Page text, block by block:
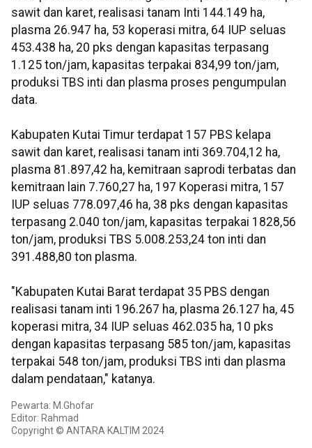
sawit dan karet, realisasi tanam Inti 144.149 ha,
plasma 26.947 ha, 53 koperasi mitra, 64 IUP seluas
453.438 ha, 20 pks dengan kapasitas terpasang
1.125 ton/jam, kapasitas terpakai 834,99 ton/jam,
produksi TBS inti dan plasma proses pengumpulan
data.
Kabupaten Kutai Timur terdapat 157 PBS kelapa
sawit dan karet, realisasi tanam inti 369.704,12 ha,
plasma 81.897,42 ha, kemitraan saprodi terbatas dan
kemitraan lain 7.760,27 ha, 197 Koperasi mitra, 157
IUP seluas 778.097,46 ha, 38 pks dengan kapasitas
terpasang 2.040 ton/jam, kapasitas terpakai 1828,56
ton/jam, produksi TBS 5.008.253,24 ton inti dan
391.488,80 ton plasma.
"Kabupaten Kutai Barat terdapat 35 PBS dengan
realisasi tanam inti 196.267 ha, plasma 26.127 ha, 45
koperasi mitra, 34 IUP seluas 462.035 ha, 10 pks
dengan kapasitas terpasang 585 ton/jam, kapasitas
terpakai 548 ton/jam, produksi TBS inti dan plasma
dalam pendataan," katanya.
Pewarta: M.Ghofar
Editor: Rahmad
Copyright © ANTARA KALTIM 2024